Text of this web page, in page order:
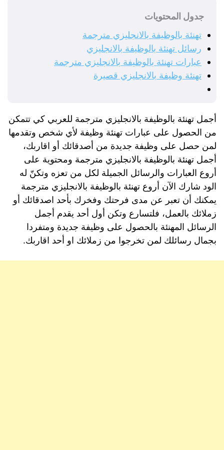
جدول المحتويات
تهنئة بالوظيفة بالانجليزي مترجمة
رسائل تهنئة بالوظيفة بالانجليزي
عبارات تهنئة بالوظيفة بالانجليزي مترجمة
تهنئة وظيفة بالانجليزي قصيرة
أجمل تهنئة بالوظيفة بالانجليزي مترجمة للعربي كي تتمكن
من الحصول على عبارات تهنئة وظيفة لأي شخص وتقدمها
لمن حصل على وظيفة جديدة من أصدقائك أو اقاربك،
أجمل تهنئة بالوظيفة بالانجليزي مترجمة ومحتوية على
أروع العبارات والرسائل الجميلة لكل من تعزه وتكنّ له
الود شارك الآن أروع تهنئة بالوظيفة بالانجليزي مترجمة
يمكنك أن تعبر عن مدى فرحتك وفخرك بأحد اصدقائك أو
زملائك بالعمل، فلتسارع وتكن أول أحد يقدم أجمل
الرسائل المهنئة بالحصول على وظيفة جديدة ومتفردا
بجمال رسائلك لمن تخرجوا من زملائك او أحد اقاربك.